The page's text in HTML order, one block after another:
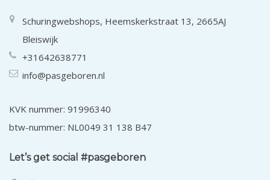
Schuringwebshops, Heemskerkstraat 13, 2665AJ
Bleiswijk
+31642638771
info@pasgeboren.nl
KVK nummer: 91996340
btw-nummer: NL0049 31 138 B47
Let’s get social #pasgeboren